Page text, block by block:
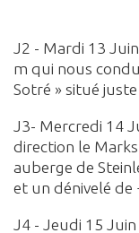
J2 - Mardi 13
m qui nous
Sotré » situé
J3- Mercredi 14
direction le
auberge de
et un dénivelé de
J4 - Jeudi 15